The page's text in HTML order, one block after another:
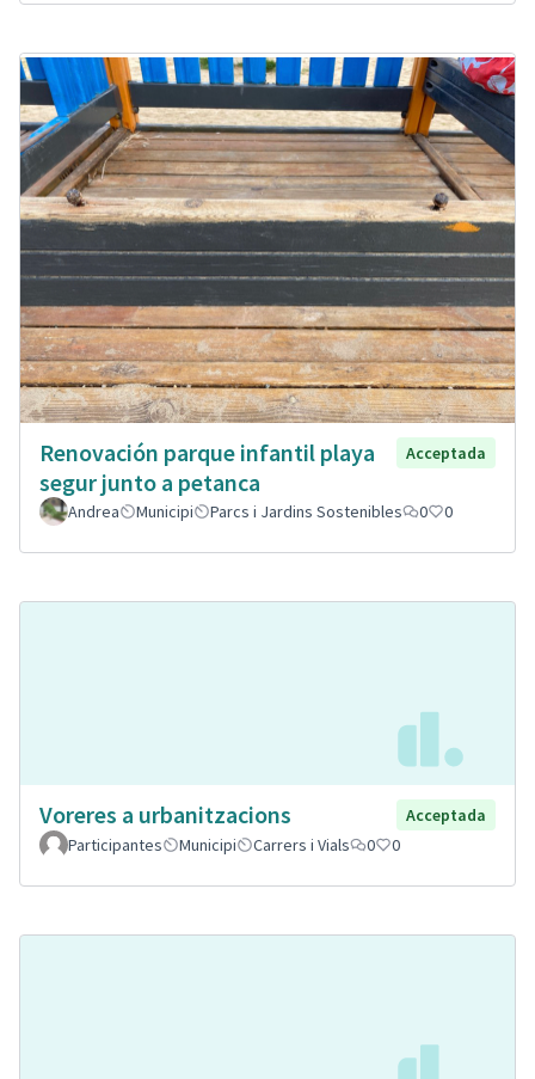
Renovación parque infantil playa
segur junto a petanca
Acceptada
Andrea Municipi Parcs i Jardins Sostenibles 0 0
Voreres a urbanitzacions
Acceptada
Participantes
Municipi Carrers i Vials 0 0